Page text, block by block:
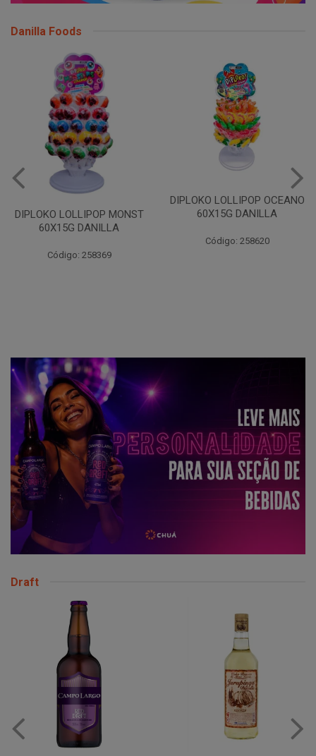
Danilla Foods
DIPLOKO LOLLIPOP MONST
60X15G DANILLA
Código: 258369
DIPLOKO LOLLIPOP OCEANO
60X15G DANILLA
Código: 258620
Draft